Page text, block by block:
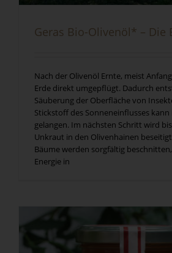
Geras Bio-Olivenöl* – Die
Nach der Olivenöl Ernte, meist
Erde direkt umgepflügt. Dadurch
Säuberung der Oberfläche von
Stickstoff des Sonneneinflusses kann
gelangen. Im nächsten Schritt wird
Unkraut in den Olivenhainen
Bäume werden sorgfältig
Energie in